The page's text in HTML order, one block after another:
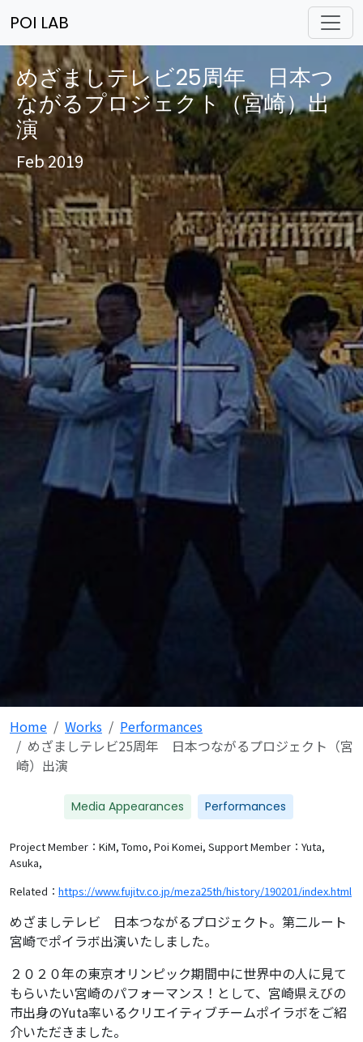
POI LAB
めざましテレビ25周年 日本つ
ながるプロジェクト（宮崎）出
演
Feb 2019
Home Works
Performances
めざましテレビ25周年 日本つながるプロジェクト（宮
崎）出演
Media Appearances Performances
Project Member：KiM, Tomo, Poi Komei, Support Member：Yuta,
Asuka,
Related： https://www.fujitv.co.jp/meza25th/history/190201/index.html
めざましテレビ 日本つながるプロジェクト。第二ルート
宮崎でポイラボ出演いたしました。
２０２０年の東京オリンピック期間中に世界中の人に見て
もらいたい宮崎のパフォーマンス！として、宮崎県えびの
市出身のYuta率いるクリエイティブチームポイラボをご紹
介いただきました。